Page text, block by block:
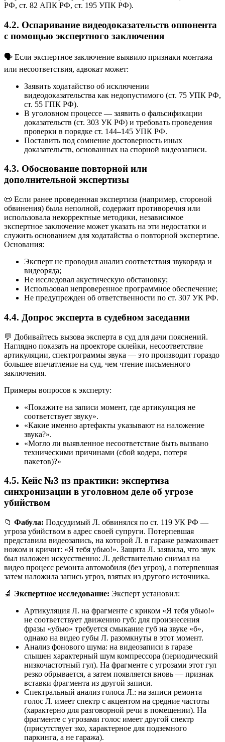
РФ, ст. 82 АПК РФ, ст. 195 УПК РФ).
4.2. Оспаривание видеодоказательств оппонента
с помощью экспертного заключения
🗣️ Если экспертное заключение выявило признаки монтажа
или несоответствия, адвокат может:
Заявить ходатайство об исключении
видеодоказательства как недопустимого (ст. 75 УПК РФ,
ст. 55 ГПК РФ).
В уголовном процессе — заявить о фальсификации
доказательств (ст. 303 УК РФ) и требовать проведения
проверки в порядке ст. 144–145 УПК РФ.
Поставить под сомнение достоверность иных
доказательств, основанных на спорной видеозаписи.
4.3. Обоснование повторной или
дополнительной экспертизы
📜 Если ранее проведенная экспертиза (например, стороной
обвинения) была неполной, содержит противоречия или
использовала некорректные методики, независимое
экспертное заключение может указать на эти недостатки и
служить основанием для ходатайства о повторной экспертизе.
Основания:
Эксперт не проводил анализ соответствия звукоряда и
видеоряда;
Не исследовал акустическую обстановку;
Использовал непроверенное программное обеспечение;
Не предупрежден об ответственности по ст. 307 УК РФ.
4.4. Допрос эксперта в судебном заседании
💬 Добивайтесь вызова эксперта в суд для дачи пояснений.
Наглядно показать на проекторе склейки, несоответствие
артикуляции, спектрограммы звука — это производит гораздо
большее впечатление на суд, чем чтение письменного
заключения.
Примеры вопросов к эксперту:
«Покажите на записи момент, где артикуляция не
соответствует звуку».
«Какие именно артефакты указывают на наложение
звука?».
«Могло ли выявленное несоответствие быть вызвано
техническими причинами (сбой кодера, потеря
пакетов)?»
4.5. Кейс №3 из практики: экспертиза
синхронизации в уголовном деле об угрозе
убийством
📁 Фабула: Подсудимый Л. обвинялся по ст. 119 УК РФ —
угроза убийством в адрес своей супруги. Потерпевшая
представила видеозапись, на которой Л. в гараже размахивает
ножом и кричит: «Я тебя убью!». Защита Л. заявила, что звук
был наложен искусственно: Л. действительно снимал на
видео процесс ремонта автомобиля (без угроз), а потерпевшая
затем наложила запись угроз, взятых из другого источника.
🔬 Экспертное исследование: Эксперт установил:
Артикуляция Л. на фрагменте с криком «Я тебя убью!»
не соответствует движению губ: для произнесения
фразы «убью» требуется смыкание губ на звуке «б»,
однако на видео губы Л. разомкнуты в этот момент.
Анализ фонового шума: на видеозаписи в гаразе
слышен характерный шум компрессора (периодический
низкочастотный гул). На фрагменте с угрозами этот гул
резко обрывается, а затем появляется вновь — признак
вставки фрагмента из другой записи.
Спектральный анализ голоса Л.: на записи ремонта
голос Л. имеет спектр с акцентом на средние частоты
(характерно для разговорной речи в помещении). На
фрагменте с угрозами голос имеет другой спектр
(присутствует эхо, характерное для подземного
паркинга, а не гаража).